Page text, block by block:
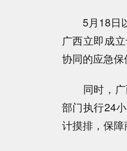
5月18日以
广西立即成
协同的应急保
同时，广
部门执行24
计摸排，保障